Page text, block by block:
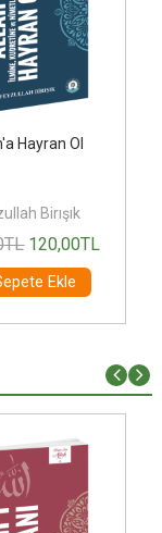
Hayran Ol
Birışık
TL 120,00TL
Ekle